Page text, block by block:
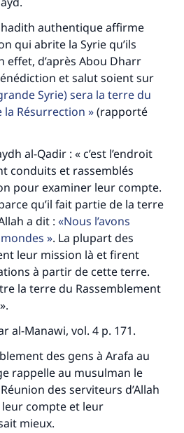
authentique affirme
qui abrite la Syrie qu’ils
effet, d’après Abou Dharr
et salut soient sur
Syrie) sera la terre du
la Résurrection
(rapporté
al-Qadir : « c’est l’endroit
conduits et rassemblés
pour examiner leur compte.
qu’il fait partie de la terre
a dit :
Nous l’avons
. La plupart des
leur mission là et firent
à partir de cette terre.
la terre du Rassemblement
al-Manawi, vol. 4 p. 171.
des gens à Arafa au
rappelle au musulman le
des serviteurs d’Allah
compte et leur
mieux.
dans la vie de
grâce à votre
apporter des réponses.
(Paix sur lui) a dit:
bonne action obtient la
que celui qui le fait."
1893)
IslamQA